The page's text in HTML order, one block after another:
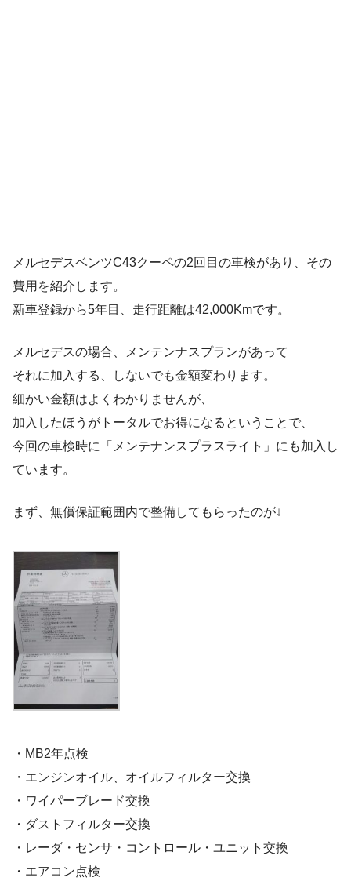
メルセデスベンツC43クーペの2回目の車検があり、その
費用を紹介します。
新車登録から5年目、走行距離は42,000Kmです。
メルセデスの場合、メンテンナスプランがあって
それに加入する、しないでも金額変わります。
細かい金額はよくわかりませんが、
加入したほうがトータルでお得になるということで、
今回の車検時に「メンテナンスプラスライト」にも加入し
ています。
まず、無償保証範囲内で整備してもらったのが↓
・MB2年点検
・エンジンオイル、オイルフィルター交換
・ワイパーブレード交換
・ダストフィルター交換
・レーダ・センサ・コントロール・ユニット交換
・エアコン点検